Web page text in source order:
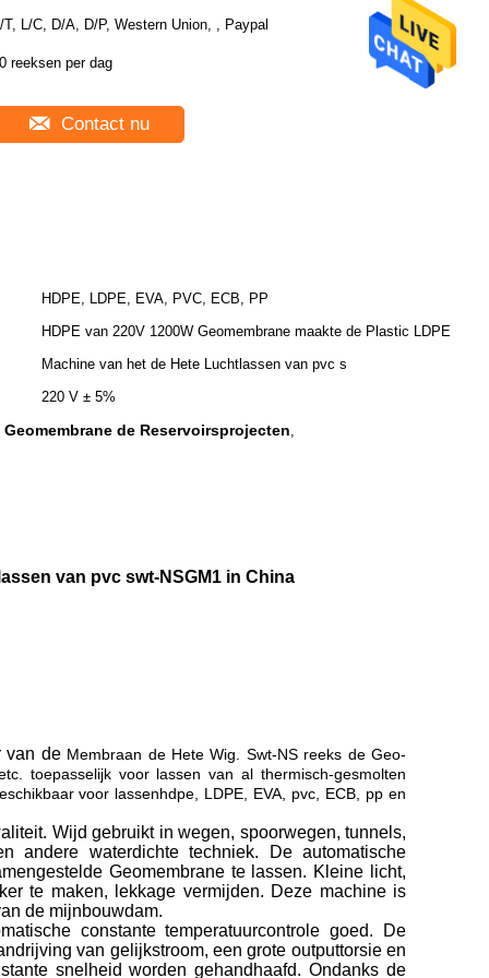
T, L/C, D/A, D/P, Western Union, , Paypal
reeksen per dag
Contact nu
HDPE, LDPE, EVA, PVC, ECB, PP
HDPE van 220V 1200W Geomembrane maakte de Plastic LDPE
Machine van het de Hete Luchtlassen van pvc s
220 V ± 5%
de Reservoirsprojecten,
van pvc swt-NSGM1 in China
van de Membraan de Hete Wig. Swt-NS reeks de Geo-
toepasselijk voor lassen van al thermisch-gesmolten
voor lassenhdpe, LDPE, EVA, pvc, ECB, pp en
Wijd gebruikt in wegen, spoorwegen, tunnels,
andere waterdichte techniek. De automatische
Geomembrane te lassen. Kleine licht,
te maken, lekkage vermijden. Deze machine is
de mijnbouwdam.
constante temperatuurcontrole goed. De
van gelijkstroom, een grote outputtorsie en
snelheid worden gehandhaafd. Ondanks de